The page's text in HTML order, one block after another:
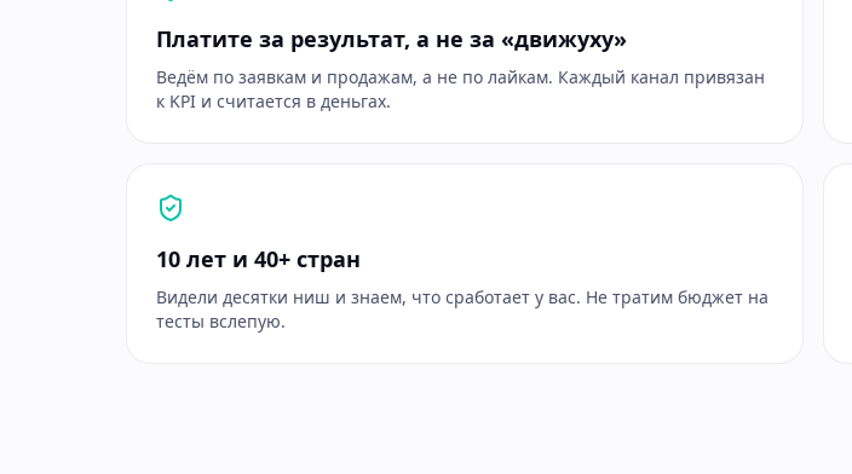
Платите за результат, а не за «движуху»
Ведём по заявкам и продажам, а не по лайкам. Каждый канал привязан
к KPI и считается в деньгах.
10 лет и 40+ стран
Видели десятки ниш и знаем, что сработает у вас. Не тратим бюджет на
тесты вслепую.